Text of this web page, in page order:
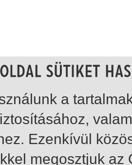
a
Ezenkívül
megosztjuk